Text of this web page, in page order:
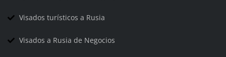
Visados turísticos a Rusia
Visados a Rusia de Negocios